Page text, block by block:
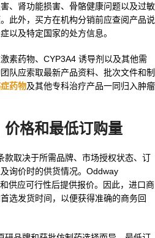
、肾功能损害、骨骼健康问题以及过敏
此外，买方在机构分销前应查阅产品说
以及特定国家的处方信息。
素药物、CYP3A4 诱导剂以及其他需
队应索取最新产品资料、批次文件和制
药物及其他专科治疗产品一同归入肿瘤
格和最低订购量
款取决于所需品牌、市场授权状态、订
询价时的供货情况。Oddway
供应可行性后提供报价。因此，进口商
选发货时间，以便获得准确的商务回